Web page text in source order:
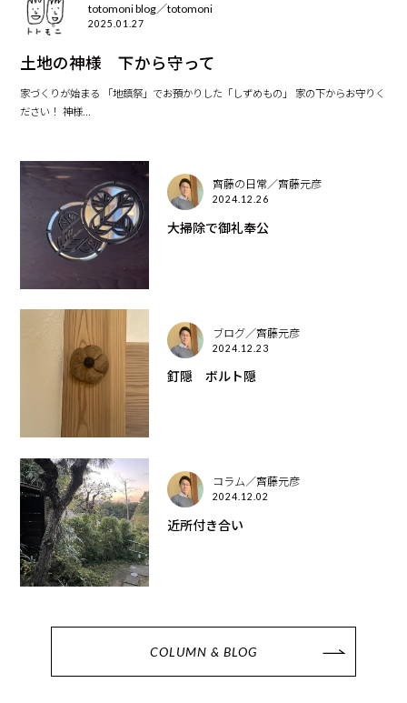
totomoni blog／totomoni
2025.01.27
土地の神様 下から守って
家づくりが始まる 「地鎮祭」でお預かりした「しずめもの」 家の下からお守りく
ださい！ 神様...
齊藤の日常／齊藤元彦
2024.12.26
大掃除で御礼奉公
ブログ／齊藤元彦
2024.12.23
釘隠 ボルト隠
コラム／齊藤元彦
2024.12.02
近所付き合い
COLUMN & BLOG